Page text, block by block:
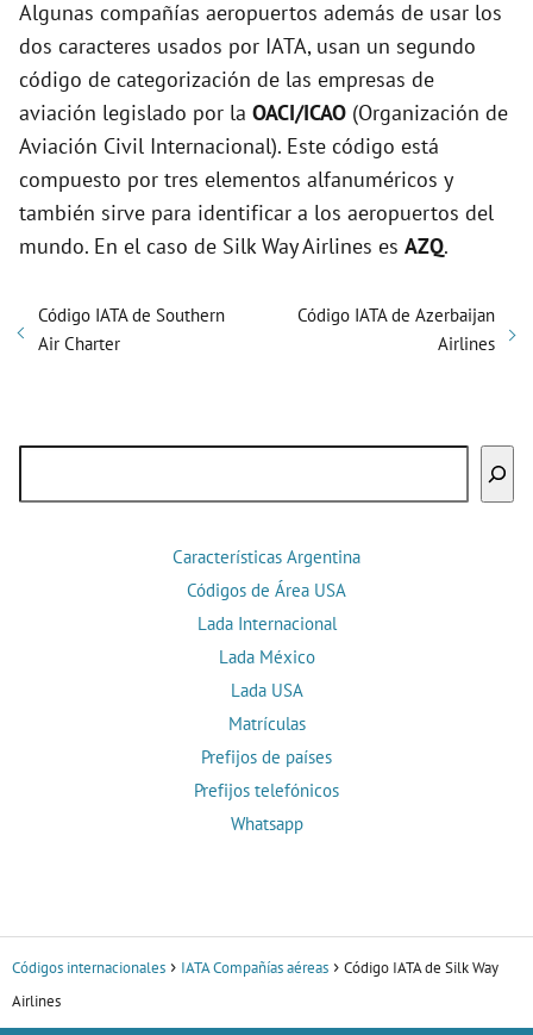
Algunas compañías aeropuertos además de usar los
dos caracteres usados por IATA, usan un segundo
código de categorización de las empresas de
aviación legislado por la OACI/ICAO (Organización de
Aviación Civil Internacional). Este código está
compuesto por tres elementos alfanuméricos y
también sirve para identificar a los aeropuertos del
mundo. En el caso de Silk Way Airlines es AZQ.
Código IATA de Southern
Air Charter
Código IATA de Azerbaijan
Airlines
Características Argentina
Códigos de Área USA
Lada Internacional
Lada México
Lada USA
Matrículas
Prefijos de países
Prefijos telefónicos
Whatsapp
Códigos internacionales IATA Compañías aéreas
Código IATA de Silk Way
Airlines